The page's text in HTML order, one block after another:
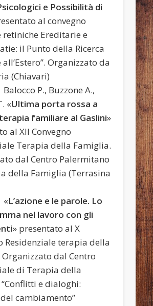
e Possibilità di
al convegno
retiniche Ereditarie e
il Punto della Ricerca
Organizzato da
(Chiavari)
P., Buzzone A.,
«Ultima porta rossa a
familiare al Gaslini»
al XII Convegno
Terapia della Famiglia.
dal Centro Palermitano
della Famiglia (Terrasina
«L’azione e le parole. Lo
nel lavoro con gli
i» presentato al X
Residenziale terapia della
dal Centro
di Terapia della
e dialoghi:
cambiamento”